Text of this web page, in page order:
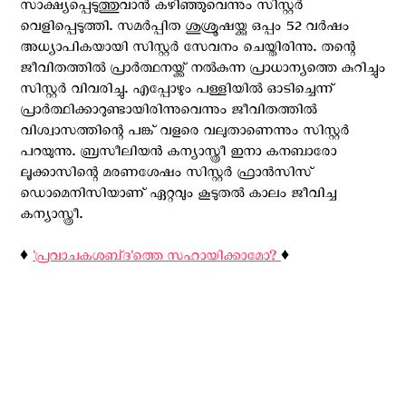
സാക്ഷ്യപ്പെടുത്തുവാന്‍ കഴിഞ്ഞുവെന്നും സിസ്റ്റര്‍
വെളിപ്പെടുത്തി. സമര്‍പ്പിത ശുശ്രൂഷയ്ക്കു ഒപ്പം 52 വർഷം
അധ്യാപികയായി സിസ്റ്റര്‍ സേവനം ചെയ്തിരിന്നു. തന്റെ
ജീവിതത്തില്‍ പ്രാര്‍ത്ഥനയ്ക്ക് നല്‍കുന്ന പ്രാധാന്യത്തെ കുറിച്ചും
സിസ്റ്റര്‍ വിവരിച്ചു. എപ്പോഴും പള്ളിയിൽ ഓടിച്ചെന്ന്
പ്രാർത്ഥിക്കാറുണ്ടായിരിന്നുവെന്നും ജീവിതത്തിൽ
വിശ്വാസത്തിന്റെ പങ്ക് വളരെ വലുതാണെന്നും സിസ്റ്റര്‍
പറയുന്നു. ബ്രസീലിയൻ കന്യാസ്ത്രീ ഇനാ കനബാരോ
ലൂക്കാസിന്റെ മരണശേഷം സിസ്റ്റർ ഫ്രാൻസിസ്
ഡൊമെനിസിയാണ് ഏറ്റവും കൂടുതൽ കാലം ജീവിച്ച
കന്യാസ്ത്രീ.
♦️ 'പ്രവാചകശബ്‌ദ'ത്തെ സഹായിക്കാമോ?♦️